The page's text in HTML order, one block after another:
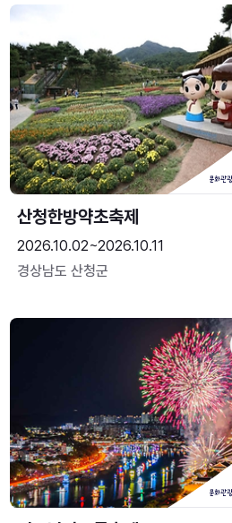
산청한방약초축제
2026.10.02~2026.10.11
경상남도 산청군